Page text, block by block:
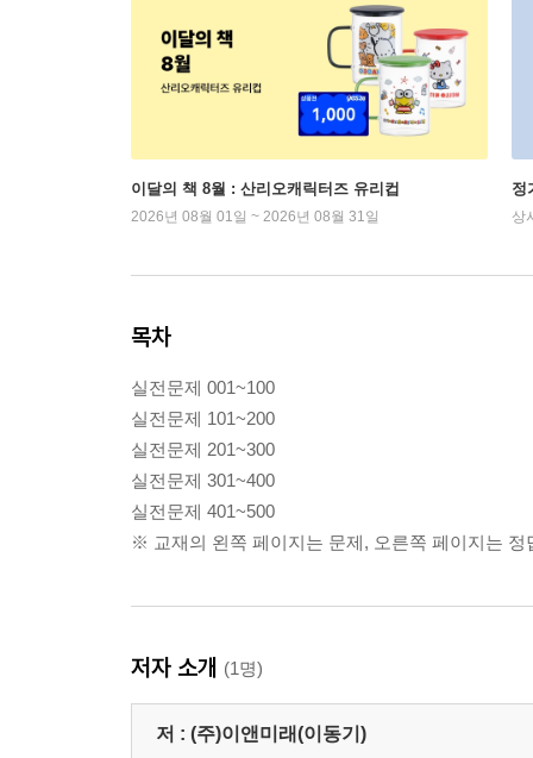
이달의 책 8월 : 산리오캐릭터즈 유리컵
2026년 08월 01일 ~ 2026년 08월 31일
정
상
목차
실전문제 001~100
실전문제 101~200
실전문제 201~300
실전문제 301~400
실전문제 401~500
※ 교재의 왼쪽 페이지는 문제, 오른쪽 페이지는 정
저자 소개 (1명)
저 : (주)이앤미래(이동기)